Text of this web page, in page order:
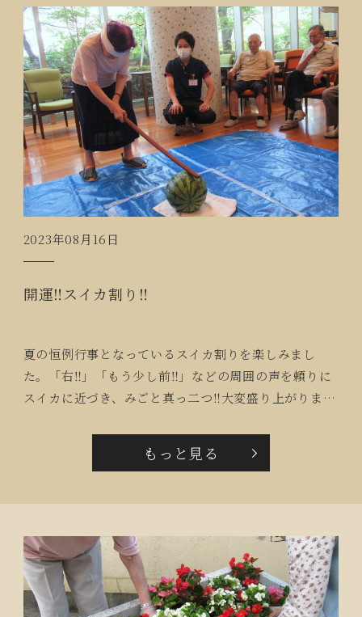
2023年08月16日
開運‼スイカ割り‼
夏の恒例行事となっているスイカ割りを楽しみまし
た。「右‼」「もう少し前‼」などの周囲の声を頼りに
スイカに近づき、みごと真っ二つ‼大変盛り上がりまし
もっと見る